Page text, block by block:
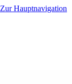
Zur Hauptnavigation